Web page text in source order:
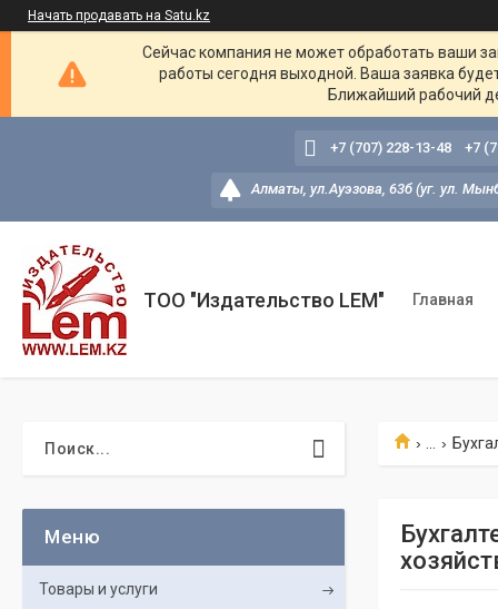
Начать продавать на Satu.kz
Сейчас компания не может обработать ваши
работы сегодня выходной. Ваша заявка
Ближайший рабочий
Алматы, ул.Ауэзова, 63б (уг. ул.
+7 (707) 228-13-48 +7
ТОО "Издательство LEM" Главная
Товары и услуги